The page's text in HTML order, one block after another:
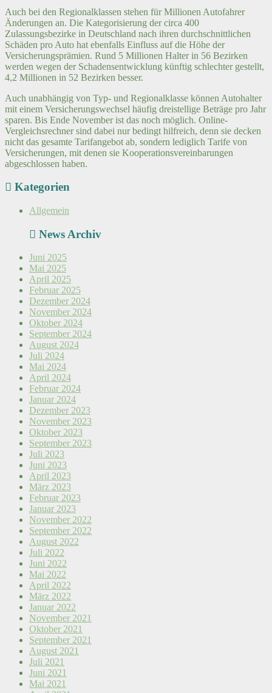
Auch bei den Regionalklassen stehen für Millionen Autofahrer
Änderungen an. Die Kategorisierung der circa 400
Zulassungsbezirke in Deutschland nach ihren durchschnittlichen
Schäden pro Auto hat ebenfalls Einfluss auf die Höhe der
Versicherungsprämien. Rund 5 Millionen Halter in 56 Bezirken
werden wegen der Schadensentwicklung künftig schlechter gestellt,
4,2 Millionen in 52 Bezirken besser.
Auch unabhängig von Typ- und Regionalklasse können Autohalter
mit einem Versicherungswechsel häufig dreistellige Beträge pro Jahr
sparen. Bis Ende November ist das noch möglich. Online-
Vergleichsrechner sind dabei nur bedingt hilfreich, denn sie decken
nicht das gesamte Tarifangebot ab, sondern lediglich Tarife von
Versicherungen, mit denen sie Kooperationsvereinbarungen
abgeschlossen haben.
Kategorien
Allgemein
News Archiv
Juni 2025
Mai 2025
April 2025
Februar 2025
Dezember 2024
November 2024
Oktober 2024
September 2024
August 2024
Juli 2024
Mai 2024
April 2024
Februar 2024
Januar 2024
Dezember 2023
November 2023
Oktober 2023
September 2023
Juli 2023
Juni 2023
April 2023
März 2023
Februar 2023
Januar 2023
November 2022
September 2022
August 2022
Juli 2022
Juni 2022
Mai 2022
April 2022
März 2022
Januar 2022
November 2021
Oktober 2021
September 2021
August 2021
Juli 2021
Juni 2021
Mai 2021